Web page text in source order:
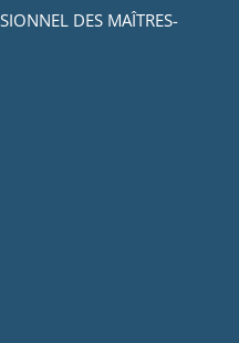
DES MAÎTRES-